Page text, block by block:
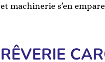
et machinerie s’en
RÊVERIE